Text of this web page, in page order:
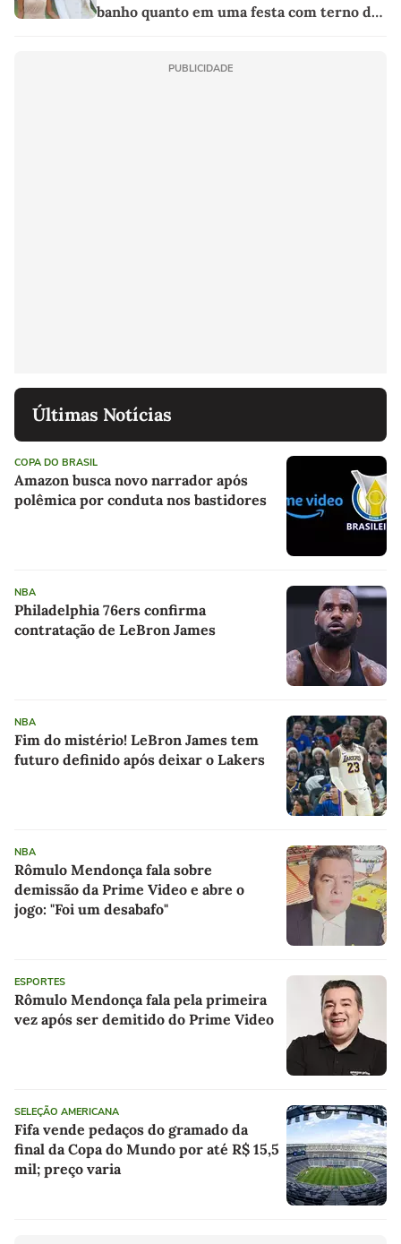
banho quanto em uma festa com terno de
PUBLICIDADE
Últimas Notícias
COPA DO BRASIL
Amazon busca novo narrador após
polêmica por conduta nos bastidores
NBA
Philadelphia 76ers confirma
contratação de LeBron James
NBA
Fim do mistério! LeBron James tem
futuro definido após deixar o Lakers
NBA
Rômulo Mendonça fala sobre
demissão da Prime Video e abre o
jogo: "Foi um desabafo"
ESPORTES
Rômulo Mendonça fala pela primeira
vez após ser demitido do Prime Video
SELEÇÃO AMERICANA
Fifa vende pedaços do gramado da
final da Copa do Mundo por até R$ 15,5
mil; preço varia